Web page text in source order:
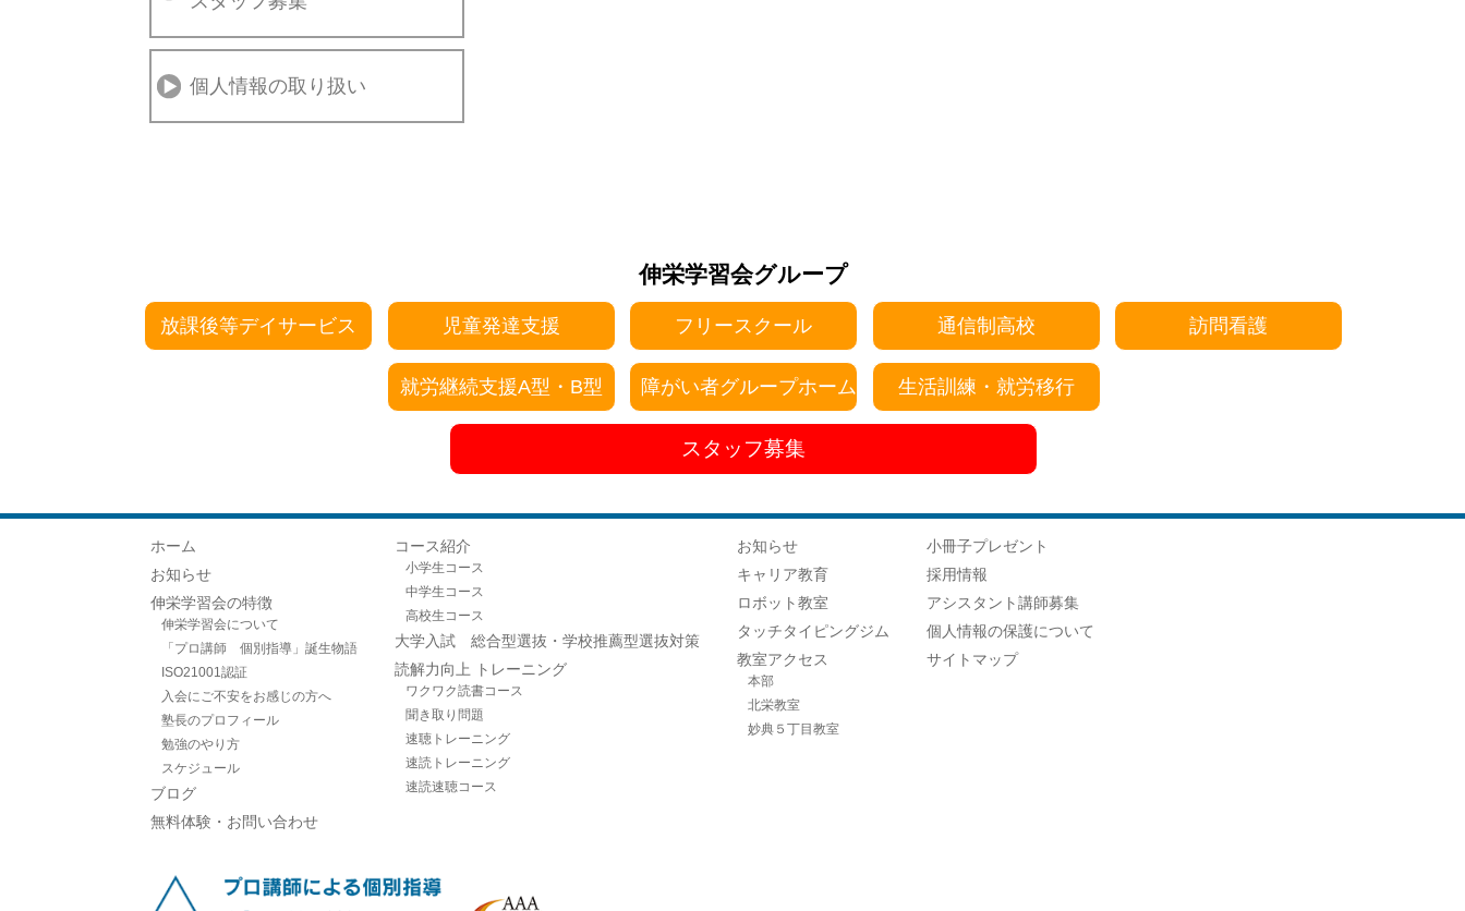
個人情報の取り扱い
伸栄学習会グループ
放課後等デイサービス 児童発達支援 フリースクール 通信制高校 訪問看護
就労継続支援A型・B型 障がい者グループホーム 生活訓練・就労移行
スタッフ募集
ホーム
お知らせ
伸栄学習会の特徴
伸栄学習会について
「プロ講師 個別指導」誕生物語
ISO21001認証
入会にご不安をお感じの方へ
塾長のプロフィール
勉強のやり方
スケジュール
ブログ
無料体験・お問い合わせ
コース紹介
小学生コース
中学生コース
高校生コース
大学入試 総合型選抜・学校推薦型選抜対策
読解力向上 トレーニング
ワクワク読書コース
聞き取り問題
速聴トレーニング
速読トレーニング
速読速聴コース
お知らせ
キャリア教育
ロボット教室
タッチタイピングジム
教室アクセス
本部
北栄教室
妙典５丁目教室
小冊子プレゼント
採用情報
アシスタント講師募集
個人情報の保護について
サイトマップ